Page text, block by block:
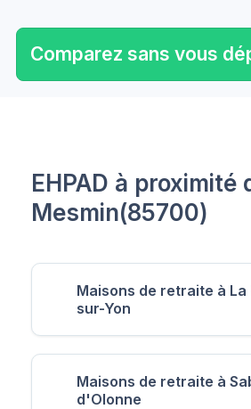
Comparez sans vous
EHPAD à proximité
Mesmin(85700)
Maisons de retraite à La
sur-Yon
Maisons de retraite à
d'Olonne